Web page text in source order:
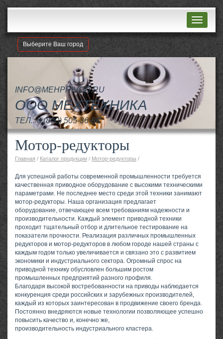
Выберите Ваш город
INFO@MEHPRIVOD.RU
ООО МЕХТЕХНИКА
ТЕЛ.:8 (800) 505-36-88
Мотор-редукторы
Главная / Каталог продукции / Мотор-редукторы /
Для успешной работы современной промышленности требуется
качественная приводное оборудование с высокими техническими
параметрами. Не последнее место среди этой техники занимают
мотор-редукторы. Наша организация предлагает
оборудование, отвечающее всем требованиям надежности и
производительности. Каждый элемент приводной техники
проходит тщательный отбор и длительное тестирование на
показатели прочности. Реализация различных промышленных
редукторов и мотор-редукторов в любом городе нашей страны с
каждым годом только увеличивается и связано это с развитием
экономики и индустриального сектора. Огромный спрос на
приводной технику обусловлен большим ростом
промышленных предприятий разного профиля.
Благодаря высокой востребованности на приводы наблюдается
конкуренция среди российских и зарубежных производителей,
каждый из которых заинтересован в продвижение своего бренда.
Постоянно внедряются новые технологии позволяющее успешно
повысить качество и, конечно же,
производительность индустриального кластера.